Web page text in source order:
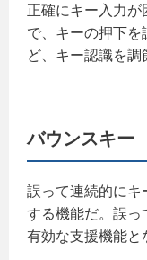
正確にキー入力
で、キーの押下を
ど、キー認識を調
バウンスキー
誤って連続的にキ
する機能だ。誤っ
有効な支援機能と